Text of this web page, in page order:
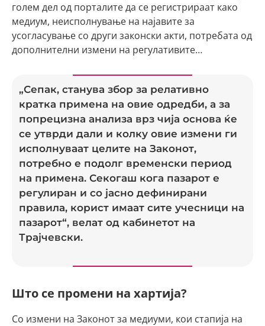
голем дел од порталите да се регистрираат како
медиум, неисполнување на најавите за
усогласување со други законски акти, потребата од
дополнителни измени на регулативите…
„Сепак, станува збор за релативно
кратка примена на овие одредби, а за
попрецизна анализа врз чија основа ќе
се утврди дали и колку овие измени ги
исполнуваат целите на Законот,
потребно е подолг временски период
на примена. Секогаш кога пазарот е
регулиран и со јасно дефинирани
правила, корист имаат сите учесници на
пазарот“, велат од кабинетот на
Трајчевски.
Што се промени на хартија?
Со измени на Законот за медиуми, кои стапија на